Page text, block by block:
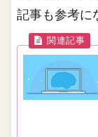
記事も参考に